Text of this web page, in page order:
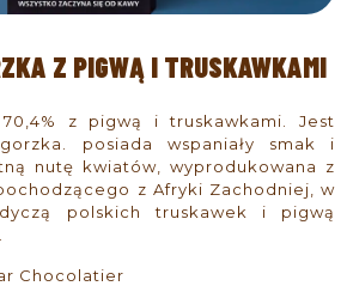
Z PIGWĄ I TRUSKAWKAMI
z pigwą i truskawkami. Jest
posiada wspaniały smak i
nutę kwiatów, wyprodukowana z
z Afryki Zachodniej, w
polskich truskawek i pigwą
Chocolatier